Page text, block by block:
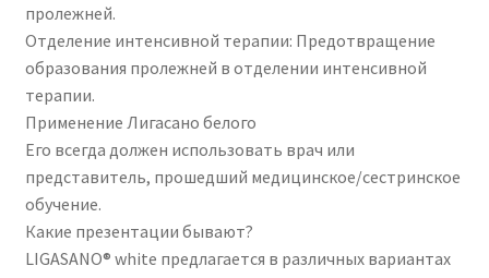
пролежней.
Отделение интенсивной терапии: Предотвращение
образования пролежней в отделении интенсивной
терапии.
Применение Лигасано белого
Его всегда должен использовать врач или
представитель, прошедший медицинское/сестринское
обучение.
Какие презентации бывают?
LIGASANO® white предлагается в различных вариантах